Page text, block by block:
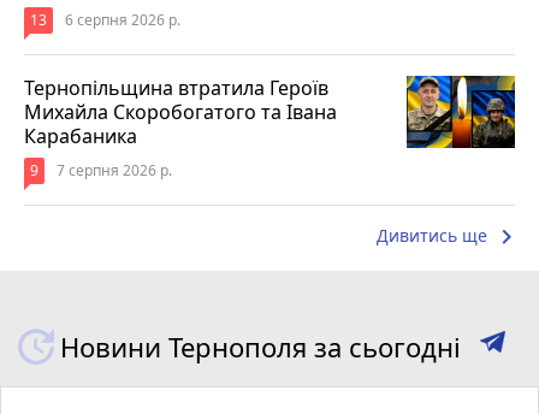
13 6 серпня 2026 р.
Тернопільщина втратила Героїв
Михайла Скоробогатого та Івана
Карабаника
9 7 серпня 2026 р.
Дивитись ще keyboard_arrow_right
Новини Тернополя за сьогодні